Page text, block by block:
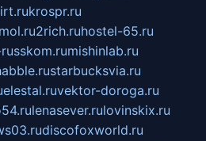
krospr.ru
2rich.ruhostel-65.ru
mishinlab.ru
starbucksvia.ru
elestal.ruvektor-doroga.ru
lenasever.rulovinskix.ru
discofoxworld.ru